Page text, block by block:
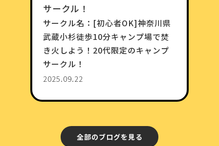
サークル！
サークル名： [初心者OK]神奈川県
武蔵小杉徒歩10分キャンプ場で焚
き火しよう！20代限定のキャンプ
サークル！
2025.09.22
全部のブログを見る